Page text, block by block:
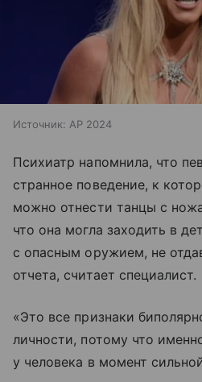
Источник: AP 2024
Психиатр напомнила, что
странное поведение, к
можно отнести танцы с
что она могла заходить в
с опасным оружием, не
отчета, считает специалист.
«Это все признаки
личности, потому что
у человека в момент